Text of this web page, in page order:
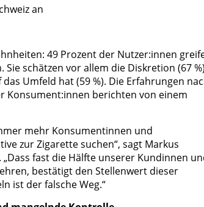
an
49 Prozent der Nutzer:innen
schätzen vor allem die Diskretion (67 %)
Umfeld hat (59 %). Die Erfahrungen
Konsument:innen berichten von einem
mehr Konsumentinnen und
zur Zigarette suchen“, sagt Markus
fast die Hälfte unserer Kundinnen
bestätigt den Stellenwert dieser
ist der falsche Weg.“